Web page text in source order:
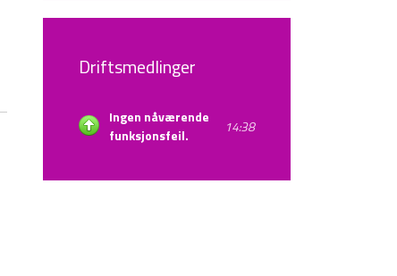
Driftsmedlinger
Ingen nåværende
funksjonsfeil.
14:38